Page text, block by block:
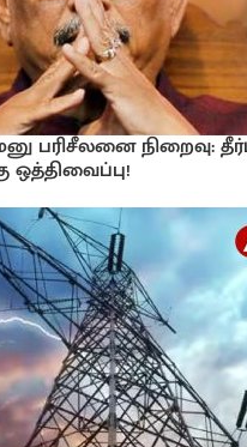
பரிசீலனை நிறைவு:
ஒத்திவைப்பு!